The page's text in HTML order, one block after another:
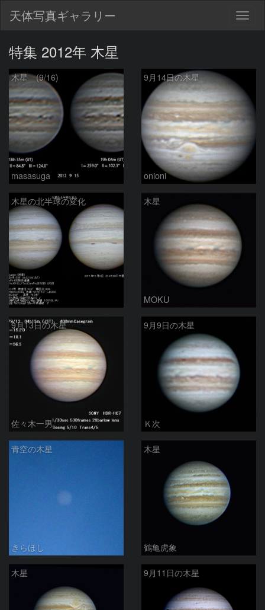
天体写真ギャラリー
特集 2012年 木星
木星 (9/16)
masasuga
9月14日の木星
onioni
木星の北半球の変化
やぎさん
木星
MOKU
9月13日の木星
佐々木一男
9月9日の木星
Ｋ次
青空の木星
きらほし
木星
鶴亀虎象
木星 9月11日の木星